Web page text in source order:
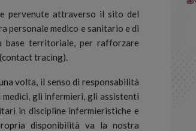
pervenute attraverso il sito del
personale medico e sanitario e di
base territoriale, per rafforzare
tracing).
volta, il senso di responsabilità
gli infermieri, gli assistenti
in discipline infermieristiche e
disponibilità va la nostra